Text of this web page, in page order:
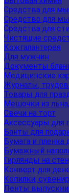
Средства для
Средство для
Средства для
Чистящие
Кожгалантерея
Для мужчин
Документы
Медицинские
Журналы,
Товары для
Мешочки из
Свечи на торт
Аксессуары для
Банты для
Бумага и пленка
Бумажный
Гирлянды на
Конверт для
Копилки,
Ленты